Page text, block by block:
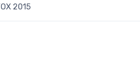
2015